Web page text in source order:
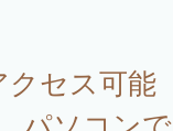
セス可能